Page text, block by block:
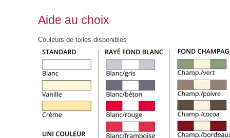
Aide au choix
Couleurs de toiles disponibles